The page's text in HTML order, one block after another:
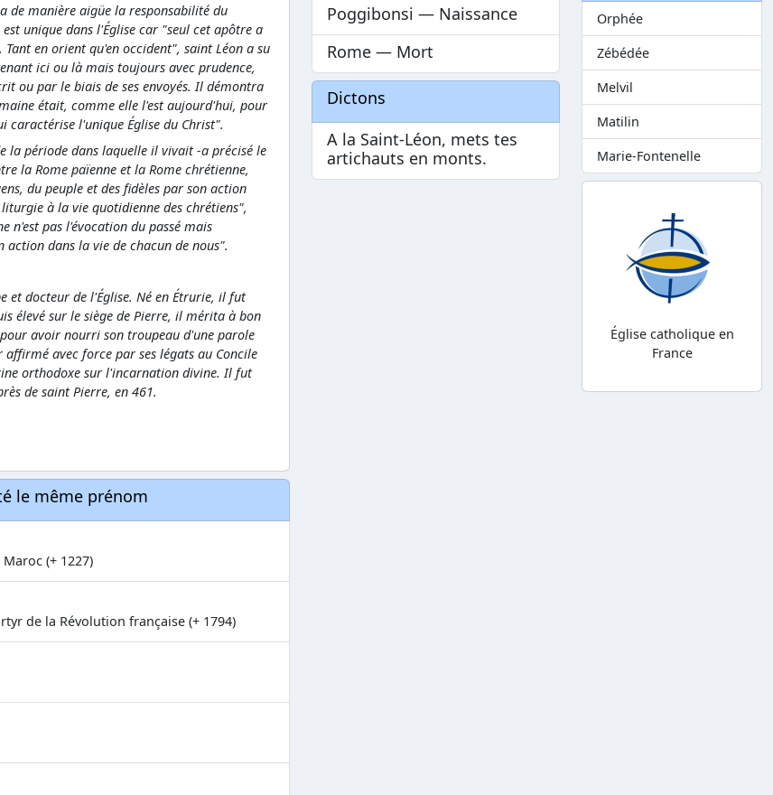
de manière aigüe la responsabilité du
unique dans l'Église car "seul cet apôtre a
en orient qu'en occident", saint Léon a su
ici ou là mais toujours avec prudence,
ou par le biais de ses envoyés. Il démontra
était, comme elle l'est aujourd'hui, pour
l'unique Église du Christ".
la période dans laquelle il vivait -a précisé le
la Rome païenne et la Rome chrétienne,
du peuple et des fidèles par son action
à la vie quotidienne des chrétiens",
n'est pas l'évocation du passé mais
dans la vie de chacun de nous".
et docteur de l'Église. Né en Étrurie, il fut
élevé sur le siège de Pierre, il mérita à bon
avoir nourri son troupeau d'une parole
avec force par ses légats au Concile
orthodoxe sur l'incarnation divine. Il fut
de saint Pierre, en 461.
le même prénom
(+ 1227)
de la Révolution française (+ 1794)
Poggibonsi — Naissance
Rome — Mort
Dictons
A la Saint-Léon, mets tes
artichauts en monts.
Orphée
Zébédée
Melvil
Matilin
Marie-Fontenelle
Église catholique en
France